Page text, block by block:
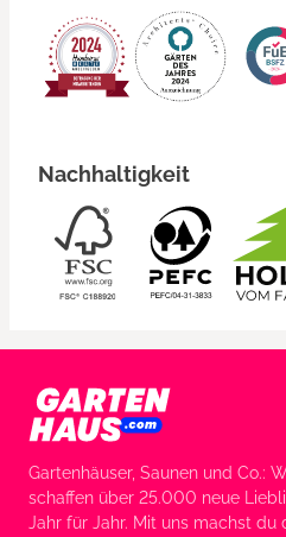
Nachhaltigkeit
Gartenhäuser, Saunen und Co.:
schaffen über 25.000 neue
Jahr für Jahr. Mit uns machst du